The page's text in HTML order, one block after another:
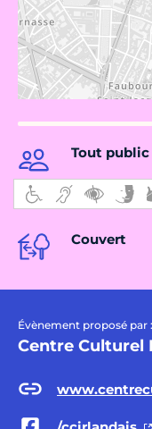
Tout public
Couvert
Évènement proposé par :
Centre Culturel